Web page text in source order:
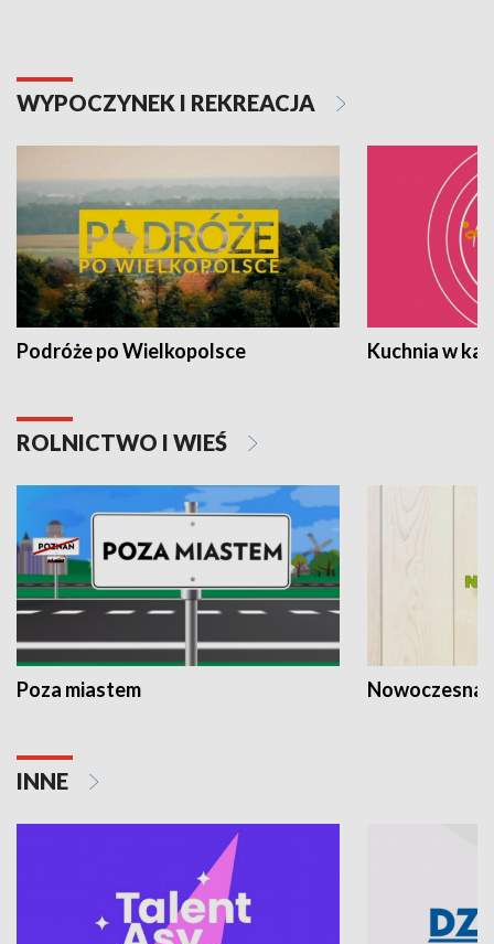
WYPOCZYNEK I REKREACJA
Podróże po Wielkopolsce Kuchnia w
ROLNICTWO I WIEŚ
Poza miastem Nowoczesna
INNE